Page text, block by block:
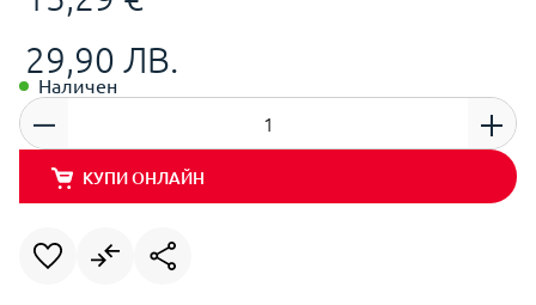
29,90 ЛВ.
Наличен
КУПИ ОНЛАЙН